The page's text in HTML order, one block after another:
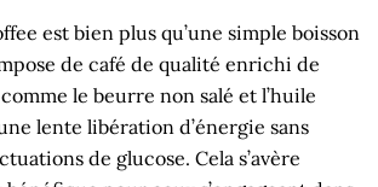
est bien plus qu’une simple boisson
de café de qualité enrichi de
le beurre non salé et l’huile
lente libération d’énergie sans
de glucose. Cela s’avère